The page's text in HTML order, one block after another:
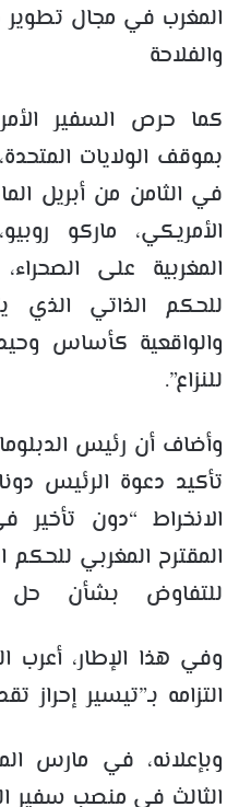
المغرب في مجال تطوير
كما حرص السفير
بموقف الولايات
في الثامن من أبريل
الأمريكي، ماركو
المغربية على
للحكم الذاتي الذي
والواقعية كأساس
للنزاع”.
وأضاف أن رئيس
تأكيد دعوة الرئيس
الانخراط “دون
المقترح المغربي للحكم
للتفاوض بشأن حل
وفي هذا الإطار، أعرب
التزامه بـ”تيسير
وبإعلانه، في مارس
الثالث في منصب سفير